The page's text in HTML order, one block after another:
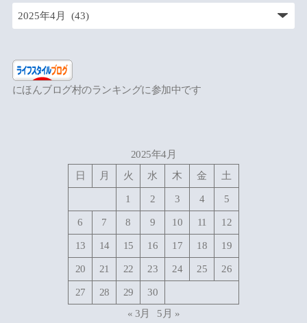
にほんブログ村のランキングに参加中です
2025年4月
日
月 火 水 木 金 土
1 2 3 4 5
6 7 8 9 10 11 12
13 14 15 16 17 18 19
20 21 22 23 24 25 26
27 28 29
30
« 3月
5月 »